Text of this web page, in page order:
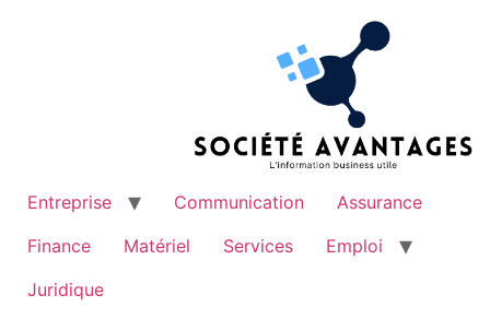
Entreprise Communication
Assurance
Finance
Matériel Services
Emploi
Juridique